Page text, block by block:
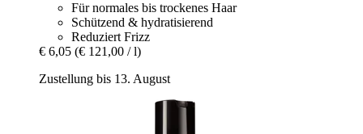
Für normales bis trockenes Haar
Schützend & hydratisierend
Reduziert Frizz
€ 6,05 (€ 121,00 / l)
Zustellung bis 13. August